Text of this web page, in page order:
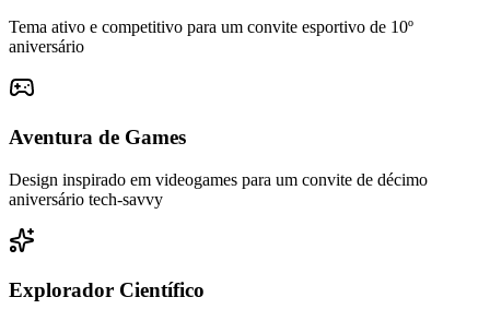
Tema ativo e competitivo para um convite esportivo de 10º
aniversário
Aventura de Games
Design inspirado em videogames para um convite de décimo
aniversário tech-savvy
Explorador Científico